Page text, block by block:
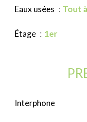
Eaux usées Tout
Étage 1er
Interphone